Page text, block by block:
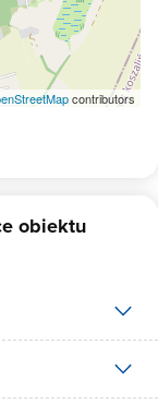
contributors
obiektu
gotówka.